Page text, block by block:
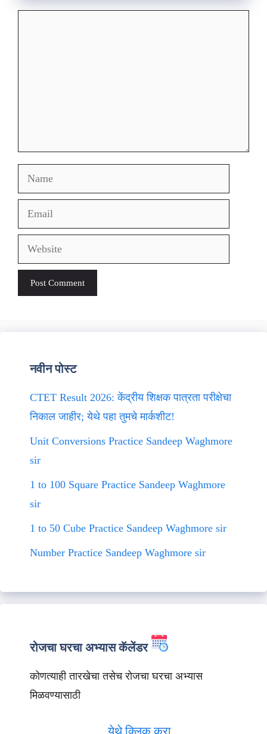
Name
Email
Website
नवीन पोस्ट
CTET Result 2026: केंद्रीय शिक्षक पात्रता परीक्षेचा
निकाल जाहीर; येथे पहा तुमचे मार्कशीट!
Unit Conversions Practice Sandeep Waghmore
sir
1 to 100 Square Practice Sandeep Waghmore
sir
1 to 50 Cube Practice Sandeep Waghmore sir
Number Practice Sandeep Waghmore sir
रोजचा घरचा अभ्यास कॅलेंडर
कोणत्याही तारखेचा तसेच रोजचा घरचा अभ्यास
मिळवण्यासाठी
येथे क्लिक करा